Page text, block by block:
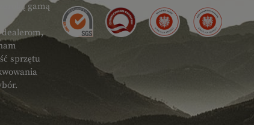
gamą
dealerom,
sprzętu